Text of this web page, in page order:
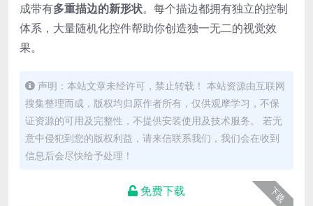
成带有多重描边的新形状。每个描边都拥有独立的控制
体系，大量随机化控件帮助你创造独一无二的视觉效
果。
声明：本站文章未经许可，禁止转载！ 本站资源由互联网
搜集整理而成，版权均归原作者所有，仅供观摩学习，不保
证资源的可用及完整性，不提供安装使用及技术服务。 若无
意中侵犯到您的版权利益，请来信联系我们，我们会在收到
信息后会尽快给予处理！
下载
免费下载